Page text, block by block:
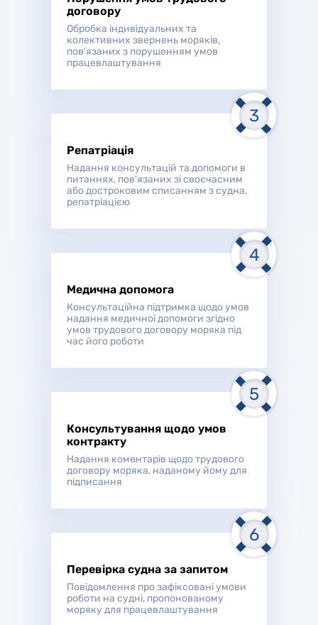
договору
Обробка індивідуальних та
колективних звернень моряків,
пов'язаних з порушенням умов
працевлаштування
Репатріація
Надання консультацій та допомоги в
питаннях, пов'язаних зі своєчасним
або достроковим списанням з судна,
репатріацією
Медична допомога
Консультаційна підтримка щодо умов
надання медичної допомоги згідно
умов трудового договору моряка під
час його роботи
Консультування щодо умов
контракту
Надання коментарів щодо трудового
договору моряка, наданому йому для
підписання
Перевірка судна за запитом
Повідомлення про зафіксовані умови
роботи на судні, пропонованому
моряку для працевлаштування